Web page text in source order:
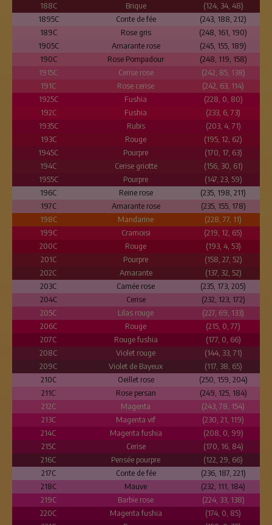
188C Brique
(124, 34, 48)
1895C
Conte de fée
(243, 188, 212)
189C
Rose gris
(248, 161, 190)
1905C
Amarante rose
(245, 155, 189)
190C
Rose Pompadour
(248, 119, 158)
1915C
Cerise rose
(242, 85, 138)
191C
Rose cerise
(242, 63, 114)
1925C
Fushia
(228, 0, 80)
192C
Fushia
(233, 6, 73)
1935C
Rubis
(203, 4, 71)
193C
Rouge
(195, 12, 62)
1945C
Pourpre
(170, 17, 63)
194C
Cerise griotte
(156, 30, 61)
1955C
Pourpre
(147, 23, 59)
196C
Reine rose
(235, 198, 211)
197C
Amarante rose
(235, 155, 178)
198C
Mandarine
(228, 77, 11)
199C
Cramoisi
(219, 12, 65)
200C
Rouge
(193, 4, 53)
201C
Pourpre
(158, 27, 52)
202C
Amarante
(137, 32, 52)
203C
Camée rose
(235, 173, 205)
204C
Cerise
(232, 123, 172)
205C
Lilas rouge
(227, 69, 133)
206C
Rouge
(215, 0, 77)
207C
Rouge fushia
(177, 0, 66)
208C
Violet rouge
(144, 33, 71)
209C
Violet de Bayeux
(117, 38, 65)
210C
Oeillet rose
(250, 159, 204)
211C
Rose persan
(249, 125, 184)
212C
Magenta
(243, 78, 154)
213C
Magenta vif
(230, 21, 119)
214C
Magenta fushia
(208, 0, 99)
215C
Cerise
(170, 16, 84)
216C
Pensée pourpre
(122, 29, 66)
217C
Conte de fée
(236, 187, 221)
218C
Mauve
(232, 111, 184)
219C
Barbie rose
(224, 33, 138)
220C
Magenta fushia
(174, 0, 85)